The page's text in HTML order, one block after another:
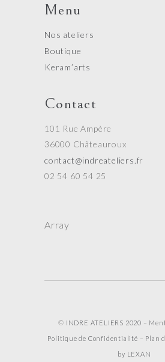
Menu
Nos ateliers
Boutique
Keram’arts
Contact
101 Rue Ampère
36000 Châteauroux
contact@indreateliers.fr
02 54 60 54 25
Array
© INDRE ATELIERS 2020 –
Politique de Confidentialité – Plan
by LEXAN